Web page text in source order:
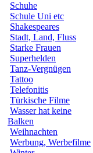
Schuhe
Schule Uni etc
Shakespeares
Stadt, Land, Fluss
Starke Frauen
Superhelden
Tanz-Vergnügen
Tattoo
Telefonitis
Türkische Filme
Wasser hat keine
Balken
Weihnachten
Werbung, Werbefilme